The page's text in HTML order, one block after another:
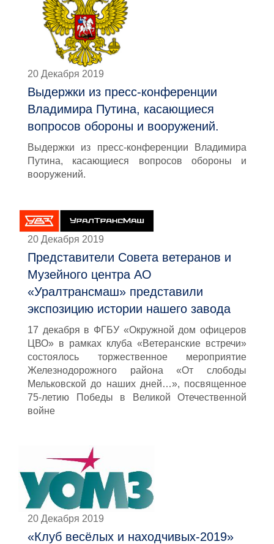
20 Декабря 2019
Выдержки из пресс-конференции
Владимира Путина, касающиеся
вопросов обороны и вооружений.
Выдержки из пресс-конференции Владимира
Путина, касающиеся вопросов обороны и
вооружений.
20 Декабря 2019
Представители Совета ветеранов и
Музейного центра АО
«Уралтрансмаш» представили
экспозицию истории нашего завода
17 декабря в ФГБУ «Окружной дом офицеров
ЦВО» в рамках клуба «Ветеранские встречи»
состоялось торжественное мероприятие
Железнодорожного района «От слободы
Мельковской до наших дней…», посвященное
75-летию Победы в Великой Отечественной
войне
20 Декабря 2019
«Клуб весёлых и находчивых-2019»